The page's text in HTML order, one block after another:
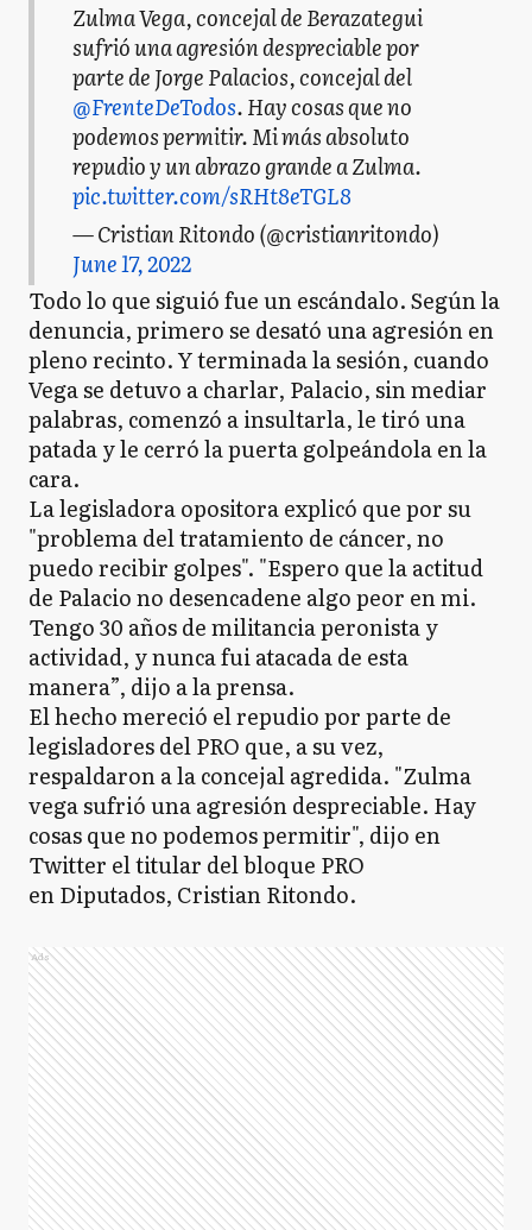
Zulma Vega, concejal de Berazategui
sufrió una agresión despreciable por
parte de Jorge Palacios, concejal del
@FrenteDeTodos. Hay cosas que no
podemos permitir. Mi más absoluto
repudio y un abrazo grande a Zulma.
pic.twitter.com/sRHt8eTGL8
— Cristian Ritondo (@cristianritondo)
June 17, 2022
Todo lo que siguió fue un escándalo. Según la
denuncia, primero se desató una agresión en
pleno recinto. Y terminada la sesión, cuando
Vega se detuvo a charlar, Palacio, sin mediar
palabras, comenzó a insultarla, le tiró una
patada y le cerró la puerta golpeándola en la
cara.
La legisladora opositora explicó que por su
"problema del tratamiento de cáncer, no
puedo recibir golpes". "Espero que la actitud
de Palacio no desencadene algo peor en mi.
Tengo 30 años de militancia peronista y
actividad, y nunca fui atacada de esta
manera”, dijo a la prensa.
El hecho mereció el repudio por parte de
legisladores del PRO que, a su vez,
respaldaron a la concejal agredida. "Zulma
vega sufrió una agresión despreciable. Hay
cosas que no podemos permitir", dijo en
Twitter el titular del bloque PRO
en Diputados, Cristian Ritondo.
Ads